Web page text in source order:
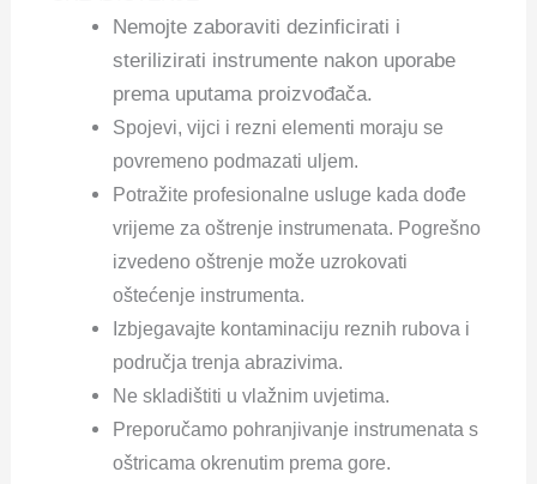
Nemojte zaboraviti dezinficirati i
sterilizirati instrumente nakon uporabe
prema uputama proizvođača.
Spojevi, vijci i rezni elementi moraju se
povremeno podmazati uljem.
Potražite profesionalne usluge kada dođe
vrijeme za oštrenje instrumenata. Pogrešno
izvedeno oštrenje može uzrokovati
oštećenje instrumenta.
Izbjegavajte kontaminaciju reznih rubova i
područja trenja abrazivima.
Ne skladištiti u vlažnim uvjetima.
Preporučamo pohranjivanje instrumenata s
oštricama okrenutim prema gore.